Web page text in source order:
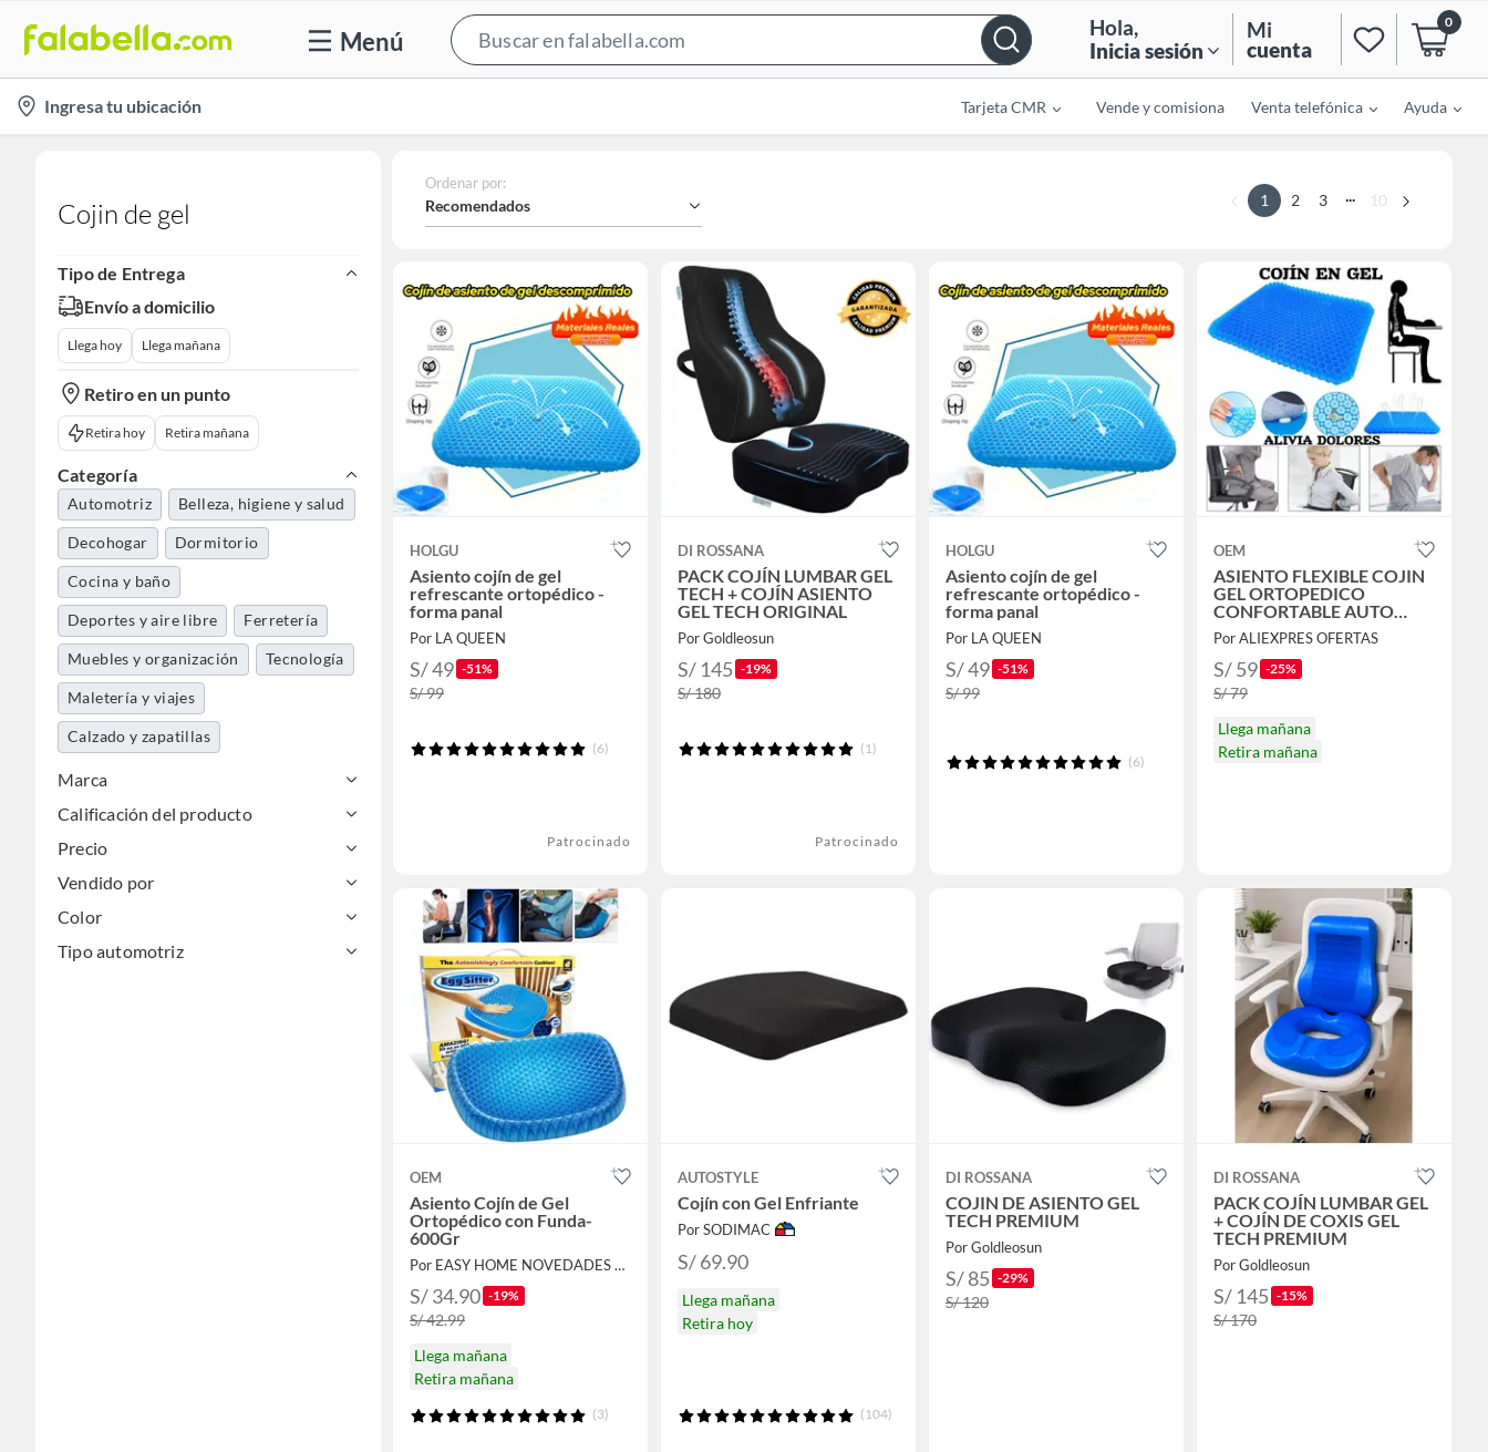
Menú
Bar
Hola,
Inicia sesión
Mi
cuenta
0
location-
icon
Ingresa tu ubicación Tarjeta CMR Vende y comisiona Venta telefónica Ayuda
Cojin de gel
Tipo de Entrega
Envío a domicilio
Llega hoy Llega mañana
Retiro en un punto
Retira hoy Retira mañana
Categoría
Automotriz Belleza, higiene y salud
Decohogar Dormitorio
Cocina y baño
Deportes y aire libre Ferretería
Muebles y organización Tecnología
Maletería y viajes
Calzado y zapatillas
Marca
Calificación del producto
Precio
Vendido por
Color
Tipo automotriz
Ordenar por:
Recomendados 1 2 3 ... 10
HOLGU
Asiento cojín de gel
refrescante ortopédico -
forma panal
Por LA QUEEN
S/ 49 -51%
S/ 99
(6)
Patrocinado
DI ROSSANA
PACK COJÍN LUMBAR GEL
TECH + COJÍN ASIENTO
GEL TECH ORIGINAL
Por Goldleosun
S/ 145 -19%
S/ 180
(1)
Patrocinado
HOLGU
Asiento cojín de gel
refrescante ortopédico -
forma panal
Por LA QUEEN
S/ 49 -51%
S/ 99
(6)
OEM
ASIENTO FLEXIBLE COJIN
GEL ORTOPEDICO
CONFORTABLE AUTO
OFICINA CASA
Por ALIEXPRES OFERTAS
S/ 59 -25%
S/ 79
Llega mañana
Retira mañana
OEM
Asiento Cojín de Gel
Ortopédico con Funda-
600Gr
Por EASY HOME NOVEDADES EIRL
S/ 34.90 -19%
S/ 42.99
Llega mañana
Retira mañana
(3)
AUTOSTYLE
Cojín con Gel Enfriante
Por SODIMAC
S/ 69.90
Llega mañana
Retira hoy
(104)
DI ROSSANA
COJIN DE ASIENTO GEL
TECH PREMIUM
Por Goldleosun
S/ 85 -29%
S/ 120
DI ROSSANA
PACK COJÍN LUMBAR GEL
+ COJÍN DE COXIS GEL
TECH PREMIUM
Por Goldleosun
S/ 145 -15%
S/ 170